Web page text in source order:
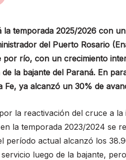
la temporada 2025/2026 con
del Puerto Rosario
por río, con un crecimiento
la bajante del Paraná. En
ya alcanzó un 30% de
la reactivación del cruce a
la temporada 2023/2024 se
período actual alcanzó los
luego de la bajante,